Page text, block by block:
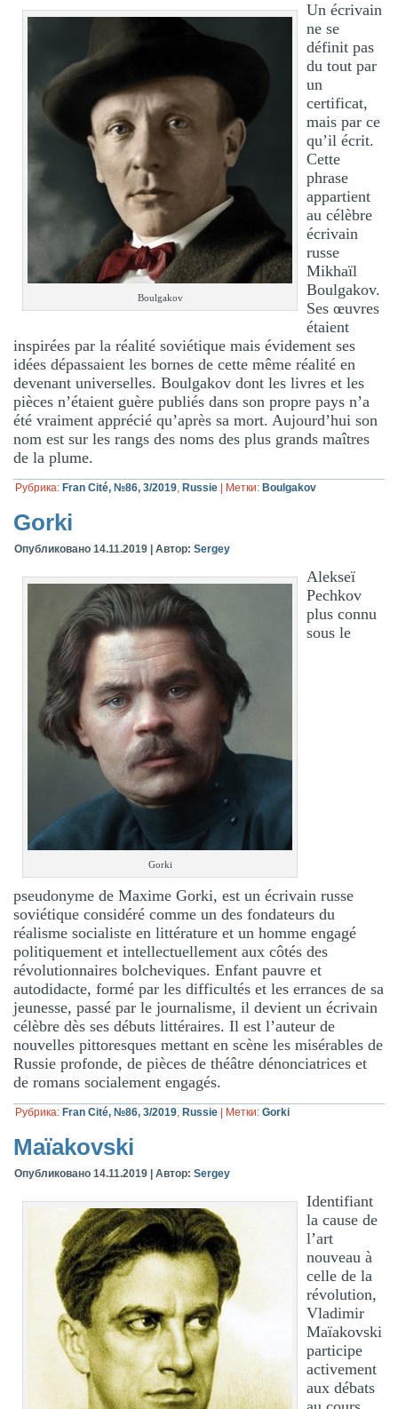
Boulgakov
Un écrivain
ne se
définit pas
du tout par
un
certificat,
mais par ce
qu’il écrit.
Cette
phrase
appartient
au célèbre
écrivain
russe
Mikhaïl
Boulgakov.
Ses œuvres
étaient
inspirées par la réalité soviétique mais évidement ses
idées dépassaient les bornes de cette même réalité en
devenant universelles. Boulgakov dont les livres et les
pièces n’étaient guère publiés dans son propre pays n’a
été vraiment apprécié qu’après sa mort. Aujourd’hui son
nom est sur les rangs des noms des plus grands maîtres
de la plume.
Рубрика: Fran Cité, №86, 3/2019, Russie Метки: Boulgakov
Gorki
Опубликовано 14.11.2019 |Автор: Sergey
Gorki
Alekseï
Pechkov
plus connu
sous le
pseudonyme de Maxime Gorki, est un écrivain russe
soviétique considéré comme un des fondateurs du
réalisme socialiste en littérature et un homme engagé
politiquement et intellectuellement aux côtés des
révolutionnaires bolcheviques. Enfant pauvre et
autodidacte, formé par les difficultés et les errances de sa
jeunesse, passé par le journalisme, il devient un écrivain
célèbre dès ses débuts littéraires. Il est l’auteur de
nouvelles pittoresques mettant en scène les misérables de
Russie profonde, de pièces de théâtre dénonciatrices et
de romans socialement engagés.
Рубрика: Fran Cité, №86, 3/2019, Russie Метки: Gorki
Maïakovski
Опубликовано 14.11.2019 |Автор: Sergey
Identifiant
la cause de
l’art
nouveau à
celle de la
révolution,
Vladimir
Maïakovski
participe
activement
aux débats